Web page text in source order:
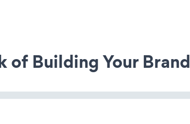
of Building Your Brand